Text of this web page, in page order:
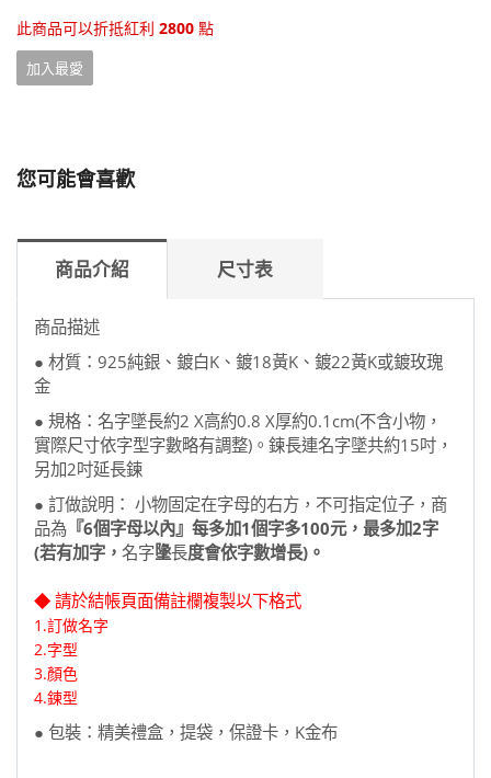
此商品可以折抵紅利 2800 點
加入最愛
您可能會喜歡
商品介紹 尺寸表
商品描述
● 材質：925純銀、鍍白K、鍍18黃K、鍍22黃K或鍍玫瑰
金
● 規格：名字墜長約2 X高約0.8 X厚約0.1cm(不含小物，
實際尺寸依字型字數略有調整)。鍊長連名字墜共約15吋，
另加2吋延長鍊
● 訂做說明： 小物固定在字母的右方，不可指定位子，商
品為 『6個字母以內』每多加1個字多100元，最多加2字
(若有加字， 名字墬長度會依字數增長)。
◆ 請於結帳頁面備註欄複製以下格式
1.訂做名字
2.字型
3.顏色
​4.鍊型
● 包裝：精美禮盒，提袋，保證卡，K金布